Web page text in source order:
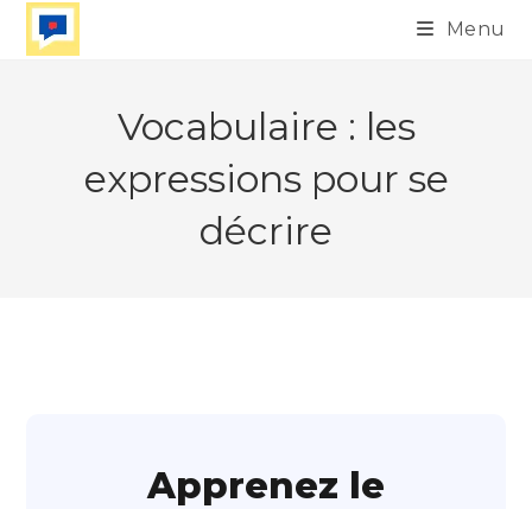
Skip
Menu
Vocabulaire : les
expressions pour se
décrire
Apprenez le